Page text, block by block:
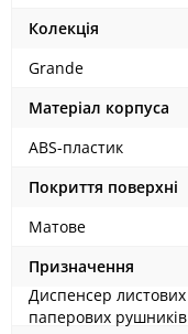
Колекція
Grande
Матеріал корпуса
ABS-пластик
Покриття поверхні
Матове
Призначення
Диспенсер листових
паперових рушників